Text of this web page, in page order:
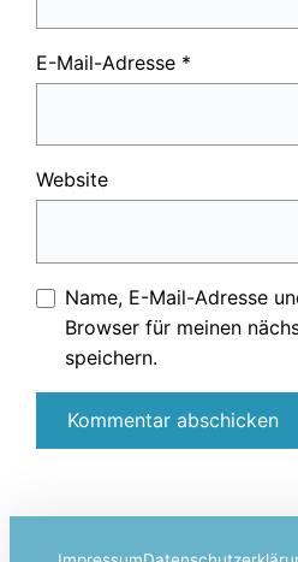
E-Mail-Adresse *
Website
Name, E-Mail-Adresse
Browser für meinen
speichern.